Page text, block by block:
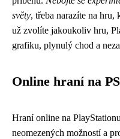
světy, třeba narazíte na hru,
už zvolíte jakoukoliv hru,
grafiku, plynulý chod a
Online hraní na
Hraní online na
neomezených možností a